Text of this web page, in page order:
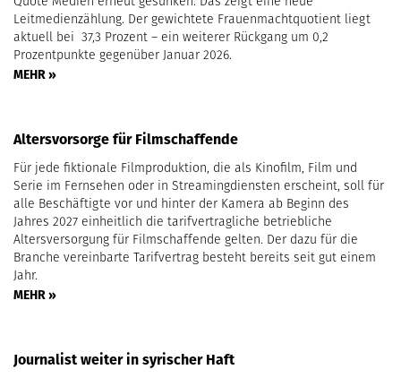
Leitmedienzählung. Der gewichtete Frauenmachtquotient liegt
aktuell bei 37,3 Prozent – ein weiterer Rückgang um 0,2
Prozentpunkte gegenüber Januar 2026.
MEHR »
Altersvorsorge für Filmschaffende
Für jede fiktionale Filmproduktion, die als Kinofilm, Film und
Serie im Fernsehen oder in Streamingdiensten erscheint, soll für
alle Beschäftigte vor und hinter der Kamera ab Beginn des
Jahres 2027 einheitlich die tarifvertragliche betriebliche
Altersversorgung für Filmschaffende gelten. Der dazu für die
Branche vereinbarte Tarifvertrag besteht bereits seit gut einem
Jahr.
MEHR »
Journalist weiter in syrischer Haft